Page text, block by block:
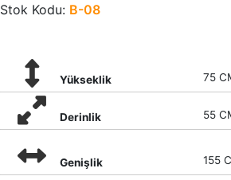
Stok Kodu: B-08
Yükseklik 75
Derinlik 55
Genişlik 155